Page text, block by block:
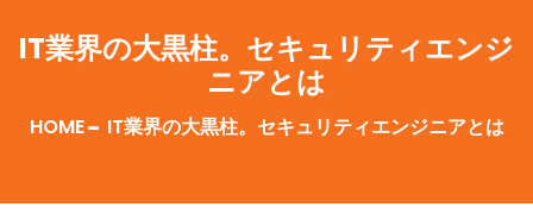
IT業界の大黒柱。セキュリティエンジ
ニアとは
HOME IT業界の大黒柱。セキュリティエンジニアとは